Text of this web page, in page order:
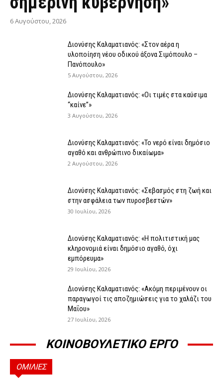
6 Αυγούστου, 2026
Διονύσης Καλαματιανός: «Στον αέρα η
υλοποίηση νέου οδικού άξονα Σιμόπουλο –
Πανόπουλο»
5 Αυγούστου, 2026
Διονύσης Καλαματιανός: «Οι τιμές στα καύσιμα
“καίνε”»
3 Αυγούστου, 2026
Διονύσης Καλαματιανός: «Το νερό είναι δημόσιο
αγαθό και ανθρώπινο δικαίωμα»
2 Αυγούστου, 2026
Διονύσης Καλαματιανός: «Σεβασμός στη ζωή και
στην ασφάλεια των πυροσβεστών»
30 Ιουλίου, 2026
Διονύσης Καλαματιανός: «Η πολιτιστική μας
κληρονομιά είναι δημόσιο αγαθό, όχι
εμπόρευμα»
29 Ιουλίου, 2026
Διονύσης Καλαματιανός: «Ακόμη περιμένουν οι
παραγωγοί τις αποζημιώσεις για το χαλάζι του
Μαΐου»
27 Ιουλίου, 2026
ΚΟΙΝΟΒΟΥΛΕΤΙΚΟ ΕΡΓΟ
ΟΜΙΛΙΕΣ
ΟΜΙΛΊΕΣ